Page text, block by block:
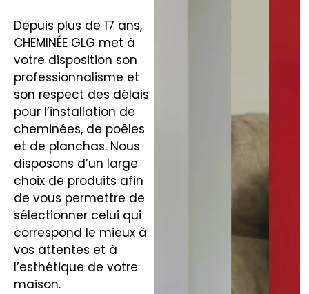
Depuis plus de 17 ans,
CHEMINÉE GLG met à
votre disposition son
professionnalisme et
son respect des délais
pour l’installation de
cheminées, de poêles
et de planchas. Nous
disposons d’un large
choix de produits afin
de vous permettre de
sélectionner celui qui
correspond le mieux à
vos attentes et à
l’esthétique de votre
maison.